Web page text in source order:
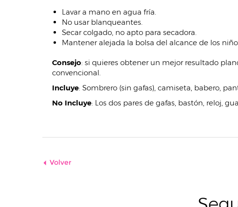
Lavar a mano en agua fría.
No usar blanqueantes.
Secar colgado, no apto para secadora.
Mantener alejada la bolsa del alcance de los
Consejo: si quieres obtener un mejor resultado
convencional.
Incluye: Sombrero (sin gafas), camiseta, babero,
No Incluye: Los dos pares de gafas, bastón, reloj,
Volver